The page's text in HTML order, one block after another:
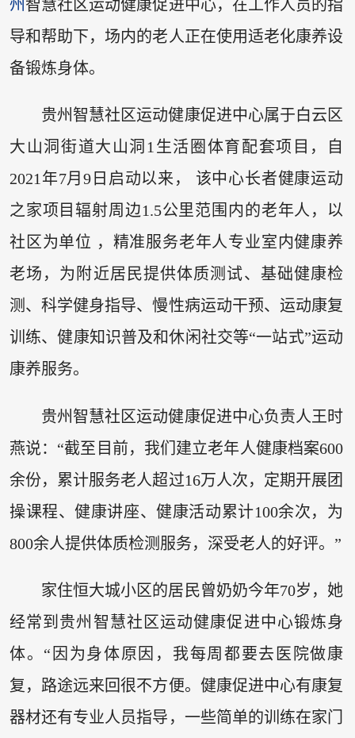
州 智慧社区运动健康促进中心，在工作人员的指
导和帮助下，场内的老人正在使用适老化康养设
备锻炼身体。
贵州智慧社区运动健康促进中心属于白云区
大山洞街道大山洞1生活圈体育配套项目，自
2021年7月9日启动以来， 该中心长者健康运动
之家项目辐射周边1.5公里范围内的老年人，以
社区为单位 ，精准服务老年人专业室内健康养
老场，为附近居民提供体质测试、基础健康检
测、科学健身指导、慢性病运动干预、运动康复
训练、健康知识普及和休闲社交等“一站式”运动
康养服务。
贵州智慧社区运动健康促进中心负责人王时
燕说：“截至目前，我们建立老年人健康档案600
余份，累计服务老人超过16万人次，定期开展团
操课程、健康讲座、健康活动累计100余次，为
800余人提供体质检测服务，深受老人的好评。”
家住恒大城小区的居民曾奶奶今年70岁，她
经常到贵州智慧社区运动健康促进中心锻炼身
体。“因为身体原因，我每周都要去医院做康
复，路途远来回很不方便。健康促进中心有康复
器材还有专业人员指导，一些简单的训练在家门